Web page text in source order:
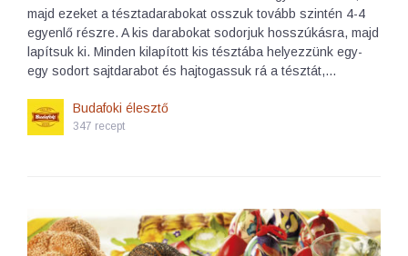
majd ezeket a tésztadarabokat osszuk tovább szintén 4-4
egyenlő részre. A kis darabokat sodorjuk hosszúkásra, majd
lapítsuk ki. Minden kilapított kis tésztába helyezzünk egy-
egy sodort sajtdarabot és hajtogassuk rá a tésztát,…
Budafoki élesztő
347 recept